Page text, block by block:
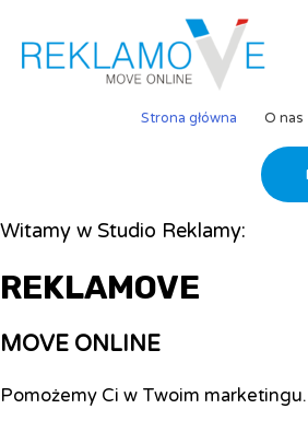
Strona główna O nas
Witamy w Studio Reklamy:
REKLAMOVE
MOVE ONLINE
Pomożemy Ci w Twoim